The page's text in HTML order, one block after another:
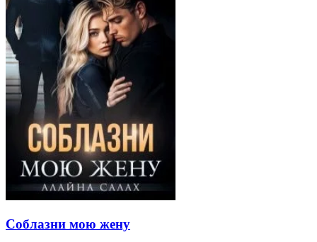
Соблазни мою жену